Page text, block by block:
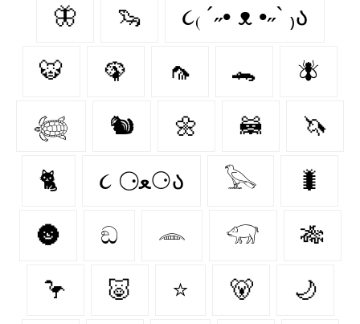
🦋 🦦 ૮₍ ´˶• ᴥ •˶` ₎ა
🐯 🦚 🦟 🐊 🪰
𓆉 🐿️ 🌼 🦝 🦄
🐈‍ ૮ ⚆ﻌ⚆ა 𓅂 🐛
🌚 ඞ 𓂎 𓃟 🎋
🦩 🐷 ⭐ 🐻‍ 🌙